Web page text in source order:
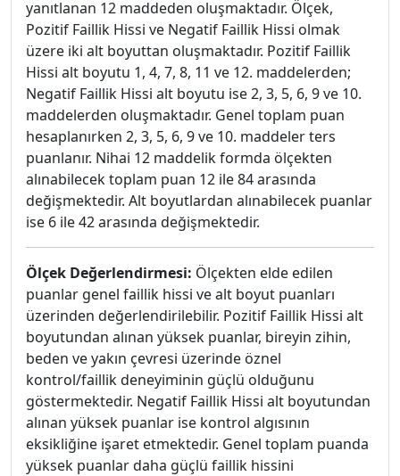
yanıtlanan 12 maddeden oluşmaktadır. Ölçek,
Pozitif Faillik Hissi ve Negatif Faillik Hissi olmak
üzere iki alt boyuttan oluşmaktadır. Pozitif Faillik
Hissi alt boyutu 1, 4, 7, 8, 11 ve 12. maddelerden;
Negatif Faillik Hissi alt boyutu ise 2, 3, 5, 6, 9 ve 10.
maddelerden oluşmaktadır. Genel toplam puan
hesaplanırken 2, 3, 5, 6, 9 ve 10. maddeler ters
puanlanır. Nihai 12 maddelik formda ölçekten
alınabilecek toplam puan 12 ile 84 arasında
değişmektedir. Alt boyutlardan alınabilecek puanlar
ise 6 ile 42 arasında değişmektedir.
Ölçek Değerlendirmesi: Ölçekten elde edilen
puanlar genel faillik hissi ve alt boyut puanları
üzerinden değerlendirilebilir. Pozitif Faillik Hissi alt
boyutundan alınan yüksek puanlar, bireyin zihin,
beden ve yakın çevresi üzerinde öznel
kontrol/faillik deneyiminin güçlü olduğunu
göstermektedir. Negatif Faillik Hissi alt boyutundan
alınan yüksek puanlar ise kontrol algısının
eksikliğine işaret etmektedir. Genel toplam puanda
yüksek puanlar daha güçlü faillik hissini